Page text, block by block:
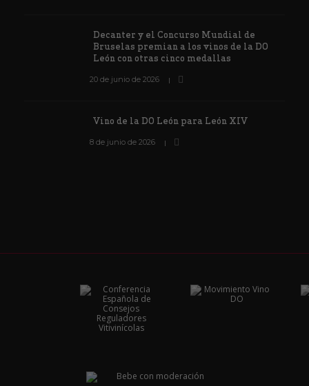
Decanter y el Concurso Mundial de
Bruselas premian a los vinos de la DO
León con otras cinco medallas
20 de junio de 2026
Vino de la DO León para León XIV
8 de junio de 2026